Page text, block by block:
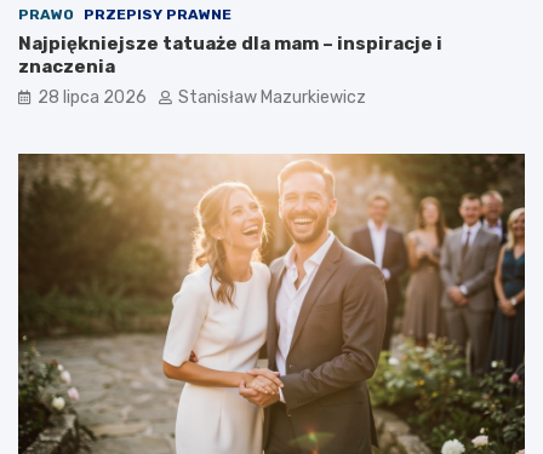
PRAWO PRZEPISY PRAWNE
Najpiękniejsze tatuaże dla mam – inspiracje i
znaczenia
28 lipca 2026 Stanisław Mazurkiewicz